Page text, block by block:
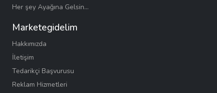
Her şey Ayağına Gelsin…
Marketegidelim
Hakkımızda
İletişim
Tedarikçi Başvurusu
Reklam Hizmetleri